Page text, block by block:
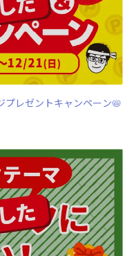
プレゼントキャンペーン📛